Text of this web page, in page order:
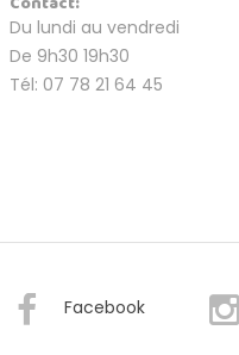
Du lundi au vendredi
De 9h30 19h30
Tél: 07 78 21 64 45
Facebook